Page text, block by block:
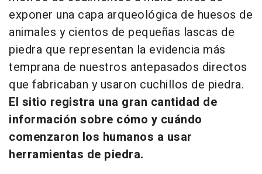
exponer una capa arqueológica de huesos de
animales y cientos de pequeñas lascas de
piedra que representan la evidencia más
temprana de nuestros antepasados directos
que fabricaban y usaron cuchillos de piedra.
El sitio registra una gran cantidad de
información sobre cómo y cuándo
comenzaron los humanos a usar
herramientas de piedra.